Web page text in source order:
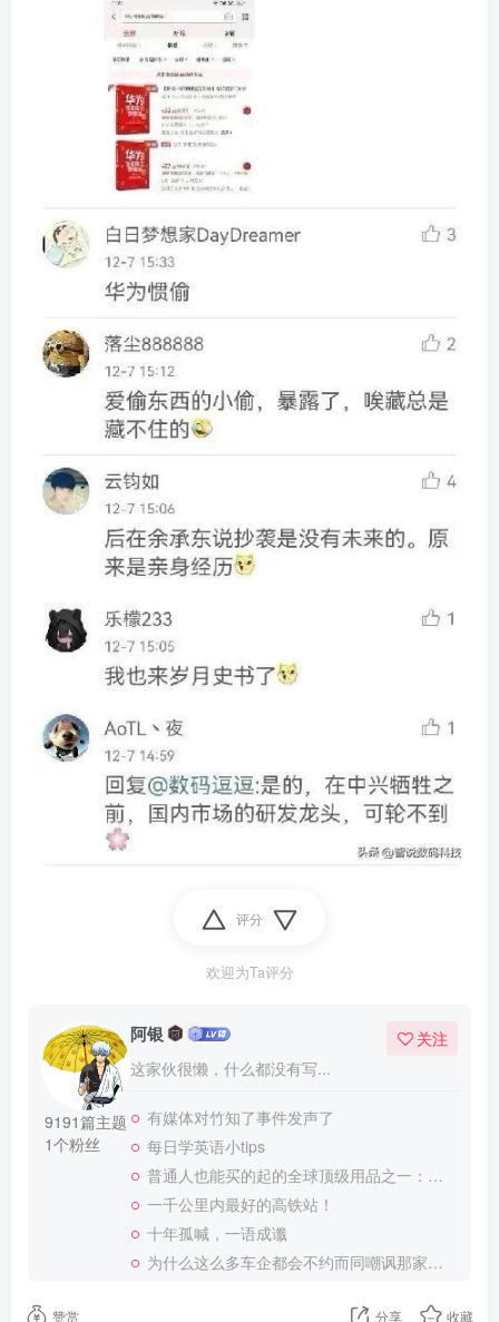
评分
欢迎为Ta评分
9191篇主题
1个粉丝
阿银
这家伙很懒，什么都没有写...
关注
有媒体对竹知了事件发声了
每日学英语小tips
普通人也能买的起的全球顶级用品之一：WD-40润滑除锈剂！
一千公里内最好的高铁站！
十年孤喊，一语成谶
为什么这么多车企都会不约而同嘲讽那家说不得的车企？
赞赏 分享 收藏